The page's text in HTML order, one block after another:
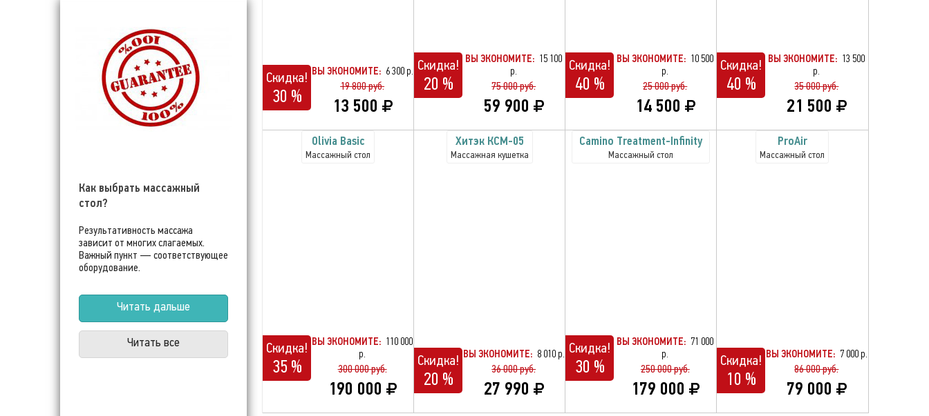
Как выбрать массажный
стол?
Результативность массажа
зависит от многих слагаемых.
Важный пункт — соответствующее
оборудование.
Читать дальше
Читать все
Скидка!
30 %
ВЫ ЭКОНОМИТЕ: 6 300 р.
19 800 руб.
13 500
Скидка!
20 %
ВЫ ЭКОНОМИТЕ: 15 100
р.
75 000 руб.
59 900
Скидка!
40 %
ВЫ ЭКОНОМИТЕ: 10 500
р.
25 000 руб.
14 500
Скидка!
40 %
ВЫ ЭКОНОМИТЕ: 13 500
р.
35 000 руб.
21 500
Olivia Basic
Массажный стол
Скидка!
35 %
ВЫ ЭКОНОМИТЕ: 110 000
р.
300 000 руб.
190 000
Хитэк КСМ-05
Массажная кушетка
Скидка!
20 %
ВЫ ЭКОНОМИТЕ: 8 010 р.
36 000 руб.
27 990
Camino Treatment-Infinity
Массажный стол
Скидка!
30 %
ВЫ ЭКОНОМИТЕ: 71 000
р.
250 000 руб.
179 000
ProAir
Массажный стол
Скидка!
10 %
ВЫ ЭКОНОМИТЕ: 7 000 р.
86 000 руб.
79 000